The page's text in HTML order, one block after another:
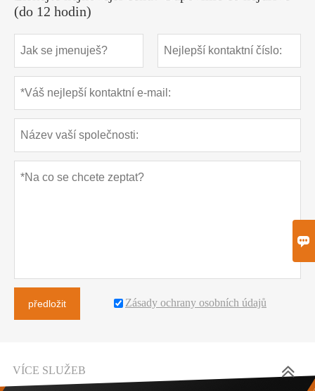
(do 12 hodin)
předložit Zásady ochrany osobních údajů
VÍCE SLUŽEB
